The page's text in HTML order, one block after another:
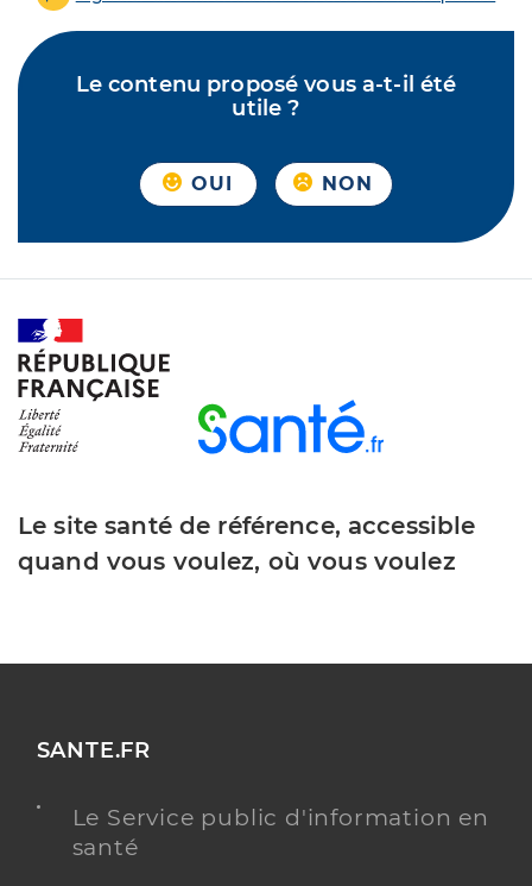
Le contenu proposé vous a-t-il été
utile ?
OUI NON
Le site santé de référence, accessible
quand vous voulez, où vous voulez
SANTE.FR
Le Service public d'information en
santé